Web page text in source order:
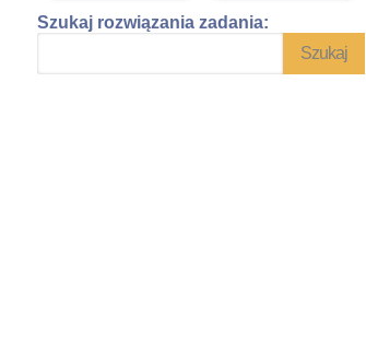
Szukaj rozwiązania zadania: